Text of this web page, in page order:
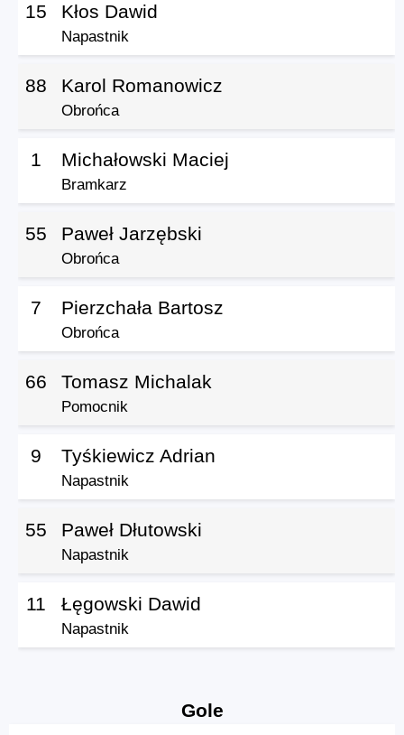
15 Kłos Dawid
Napastnik
88 Karol Romanowicz
Obrońca
1 Michałowski Maciej
Bramkarz
55 Paweł Jarzębski
Obrońca
7 Pierzchała Bartosz
Obrońca
66 Tomasz Michalak
Pomocnik
9 Tyśkiewicz Adrian
Napastnik
55 Paweł Dłutowski
Napastnik
11 Łęgowski Dawid
Napastnik
Gole